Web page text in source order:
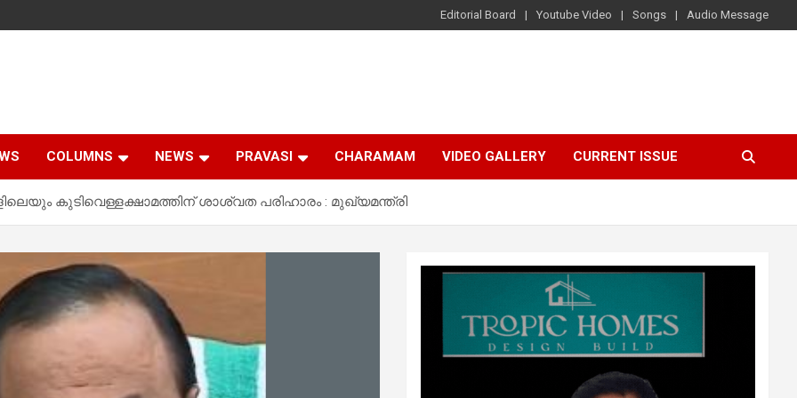
Editorial Board Youtube Video Songs Audio Message
COLUMNS NEWS PRAVASI CHARAMAM VIDEO GALLERY CURRENT ISSUE
കുടിവെള്ളക്ഷാമത്തിന് ശാശ്വത പരിഹാരം : മുഖ്യമന്ത്രി